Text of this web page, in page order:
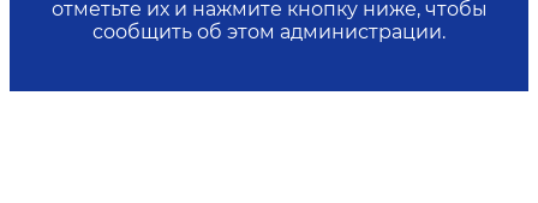
отметьте их и нажмите кнопку ниже, чтобы
сообщить об этом администрации.